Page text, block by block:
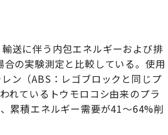
送に伴う内包エネルギーおよび排
の実験測定と比較している。使用
ン（ABS：レゴブロックと同じプ
れているトウモロコシ由来のプラ
累積エネルギー需要が41〜64%削